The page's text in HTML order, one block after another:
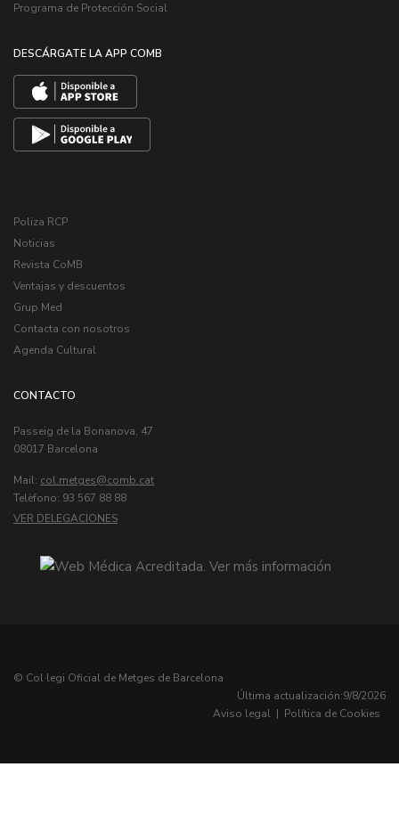
Programa de Protección Social
DESCÁRGATE LA APP COMB
Poliza RCP
Noticias
Revista CoMB
Ventajas y descuentos
Grup Med
Contacta con nosotros
Agenda Cultural
CONTACTO
Passeig de la Bonanova, 47
08017 Barcelona
Mail: col.metges
Telèfono: 93 567 88 88
VER DELEGACIONES
© Col·legi Oficial de Metges de Barcelona
Última actualización:9/8/2026
Aviso legal | Política de Cookies